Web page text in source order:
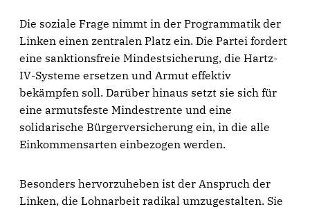
Die soziale Frage nimmt in der Programmatik der
Linken einen zentralen Platz ein. Die Partei fordert
eine sanktionsfreie Mindestsicherung, die Hartz-
IV-Systeme ersetzen und Armut effektiv
bekämpfen soll. Darüber hinaus setzt sie sich für
eine armutsfeste Mindestrente und eine
solidarische Bürgerversicherung ein, in die alle
Einkommensarten einbezogen werden.
Besonders hervorzuheben ist der Anspruch der
Linken, die Lohnarbeit radikal umzugestalten. Sie